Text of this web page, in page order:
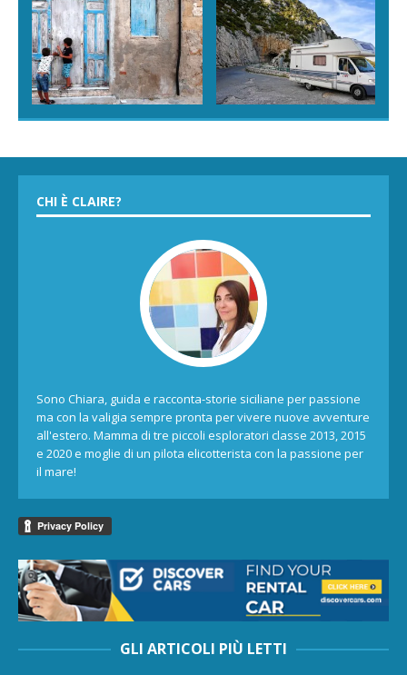
CHI È CLAIRE?
Sono Chiara, guida e racconta-storie siciliane per passione
ma con la valigia sempre pronta per vivere nuove avventure
all'estero. Mamma di tre piccoli esploratori classe 2013, 2015
e 2020 e moglie di un pilota elicotterista con la passione per
il mare!
GLI ARTICOLI PIÙ LETTI